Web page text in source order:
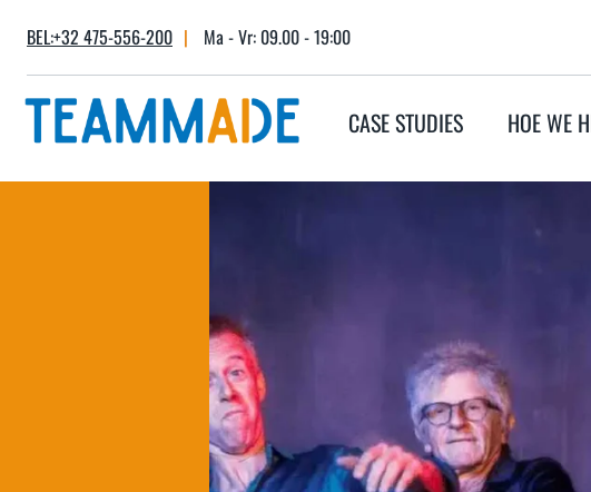
content
BEL:+32 475-556-200 | Ma - Vr: 09.00 - 19:00
CASE STUDIES HOE WE